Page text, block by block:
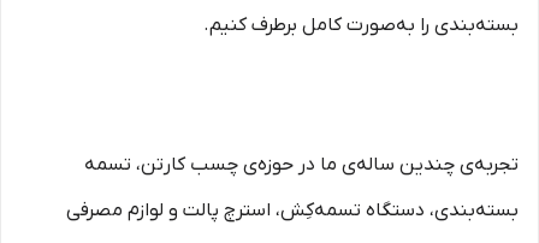
بسته‌بندی را به‌صورت کامل برطرف کنیم.
تجربه‌ی چندین ساله‌ی ما در حوزه‌ی چسب کارتن، تسمه
بسته‌بندی، دستگاه تسمه‌کِش، استرچ پالت و لوازم مصرفی